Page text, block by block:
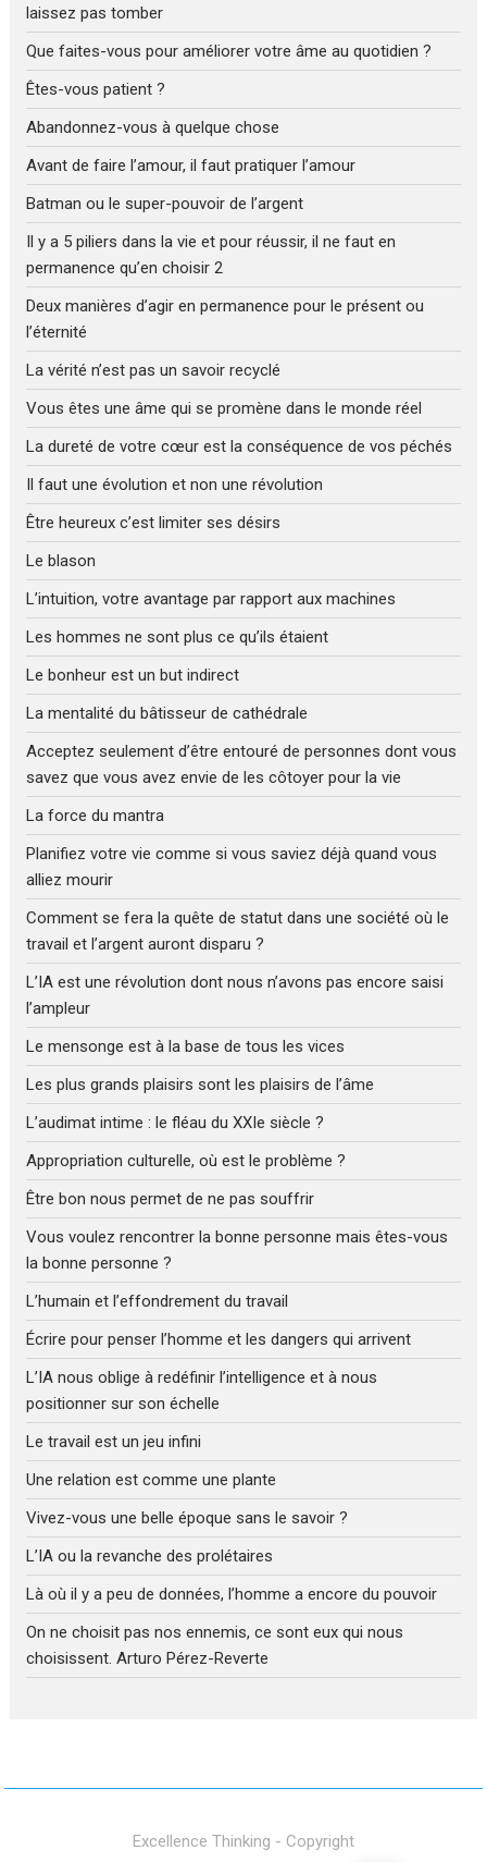
laissez pas tomber
Que faites-vous pour améliorer votre âme au quotidien ?
Êtes-vous patient ?
Abandonnez-vous à quelque chose
Avant de faire l’amour, il faut pratiquer l’amour
Batman ou le super-pouvoir de l’argent
Il y a 5 piliers dans la vie et pour réussir, il ne faut en
permanence qu’en choisir 2
Deux manières d’agir en permanence pour le présent ou
l’éternité
La vérité n’est pas un savoir recyclé
Vous êtes une âme qui se promène dans le monde réel
La dureté de votre cœur est la conséquence de vos péchés
Il faut une évolution et non une révolution
Être heureux c’est limiter ses désirs
Le blason
L’intuition, votre avantage par rapport aux machines
Les hommes ne sont plus ce qu’ils étaient
Le bonheur est un but indirect
La mentalité du bâtisseur de cathédrale
Acceptez seulement d’être entouré de personnes dont vous
savez que vous avez envie de les côtoyer pour la vie
La force du mantra
Planifiez votre vie comme si vous saviez déjà quand vous
alliez mourir
Comment se fera la quête de statut dans une société où le
travail et l’argent auront disparu ?
L’IA est une révolution dont nous n’avons pas encore saisi
l’ampleur
Le mensonge est à la base de tous les vices
Les plus grands plaisirs sont les plaisirs de l’âme
L’audimat intime : le fléau du XXIe siècle ?
Appropriation culturelle, où est le problème ?
Être bon nous permet de ne pas souffrir
Vous voulez rencontrer la bonne personne mais êtes-vous
la bonne personne ?
L’humain et l’effondrement du travail
Écrire pour penser l’homme et les dangers qui arrivent
L’IA nous oblige à redéfinir l’intelligence et à nous
positionner sur son échelle
Le travail est un jeu infini
Une relation est comme une plante
Vivez-vous une belle époque sans le savoir ?
L’IA ou la revanche des prolétaires
Là où il y a peu de données, l’homme a encore du pouvoir
On ne choisit pas nos ennemis, ce sont eux qui nous
choisissent. Arturo Pérez-Reverte
Excellence Thinking - Copyright